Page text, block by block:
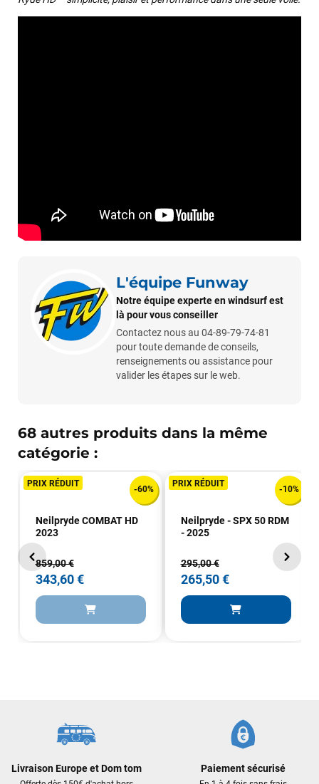
L'équipe Funway
Notre équipe experte en windsurf est
là pour vous conseiller
Contactez nous au 04-89-79-74-81
pour toute demande de conseils,
renseignements ou assistance pour
valider les étapes sur le web.
68 autres produits dans la même
catégorie :
PRIX RÉDUIT
-60%
Neilpryde COMBAT HD
2023
859,00 €
343,60 €
PRIX RÉDUIT
-10%
Neilpryde - SPX 50 RDM
- 2025
295,00 €
265,50 €
Livraison Europe et Dom tom Paiement sécurisé
J’ai commandé un pack via leur site internet. À peine la
Excellent conseil excellent prix et en plus super sympas. Merci
encore pour cette severne dyno !
J'ai acheté une voile d'occasion depuis Tahiti. Super service.
L'envoi a été rapide. La voile est arrivée en super état.
Mauruuru roa.
VOIR TOUS LES AVIS